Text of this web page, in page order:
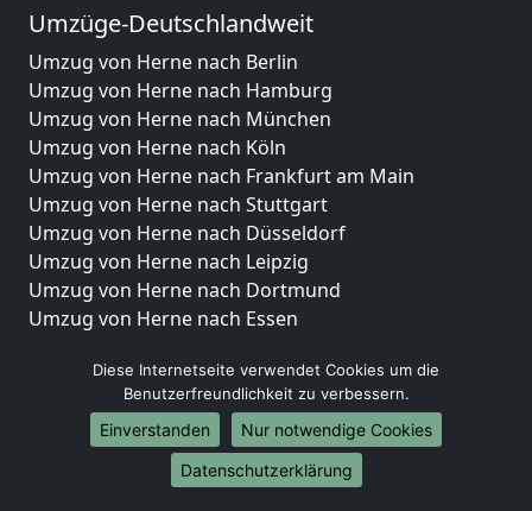
Umzüge-Deutschlandweit
Umzug von Herne nach Berlin
Umzug von Herne nach Hamburg
Umzug von Herne nach München
Umzug von Herne nach Köln
Umzug von Herne nach Frankfurt am Main
Umzug von Herne nach Stuttgart
Umzug von Herne nach Düsseldorf
Umzug von Herne nach Leipzig
Umzug von Herne nach Dortmund
Umzug von Herne nach Essen
Umzug von Herne nach Dresden
Umzug von Herne nach Hannover
Umzug von Herne nach Nürnberg
Umzug von Herne nach Duisburg
Umzug von Herne nach Bochum
Diese Internetseite verwendet Cookies um die
Benutzerfreundlichkeit zu verbessern.
Einverstanden
Nur notwendige Cookies
Datenschutzerklärung